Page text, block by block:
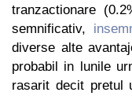
tranzactionare
semnificativ,
diverse alte
probabil in lunile
rasarit decit pretul